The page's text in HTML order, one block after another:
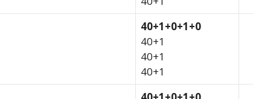
40+1+0+1+0
40+1
40+1
40+1